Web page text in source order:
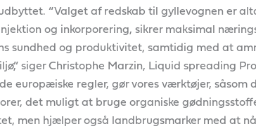
“Valget af redskab til gyllevognen er
og inkorporering, sikrer maksimal
sundhed og produktivitet, samtidig med at
siger Christophe Marzin, Liquid spreading
europæiske regler, gør vores værktøjer, såsom
det muligt at bruge organiske
men hjælper også landbrugsmarker med at